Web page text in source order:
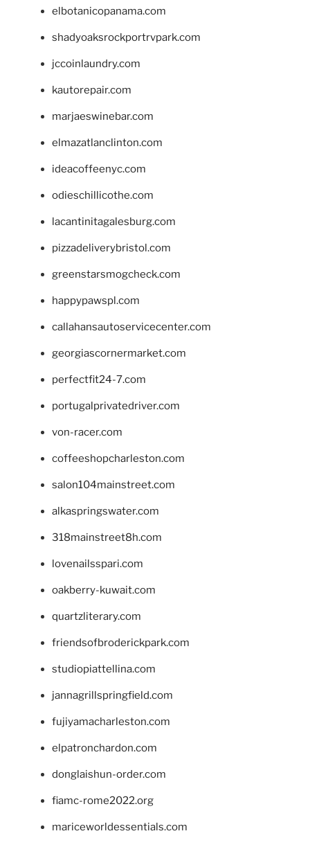
elbotanicopanama.com
shadyoaksrockportrvpark.com
jccoinlaundry.com
kautorepair.com
marjaeswinebar.com
elmazatlanclinton.com
ideacoffeenyc.com
odieschillicothe.com
lacantinitagalesburg.com
pizzadeliverybristol.com
greenstarsmogcheck.com
happypawspl.com
callahansautoservicecenter.com
georgiascornermarket.com
perfectfit24-7.com
portugalprivatedriver.com
von-racer.com
coffeeshopcharleston.com
salon104mainstreet.com
alkaspringswater.com
318mainstreet8h.com
lovenailsspari.com
oakberry-kuwait.com
quartzliterary.com
friendsofbroderickpark.com
studiopiattellina.com
jannagrillspringfield.com
fujiyamacharleston.com
elpatronchardon.com
donglaishun-order.com
fiamc-rome2022.org
mariceworldessentials.com